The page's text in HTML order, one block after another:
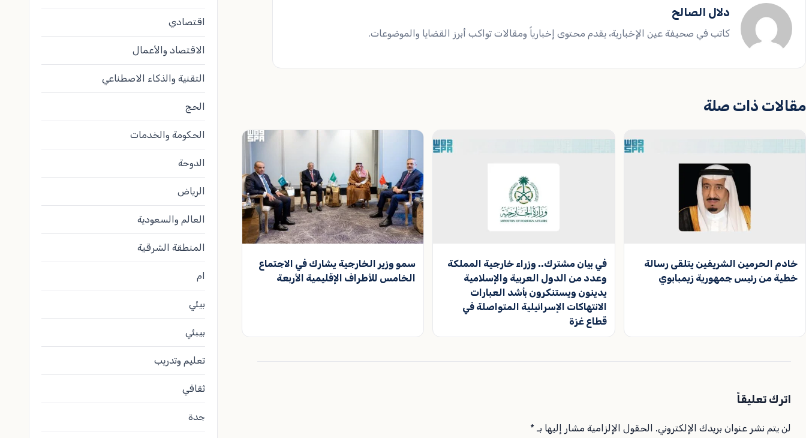
دلال الصالح
كاتب في صحيفة عين الإخبارية، يقدم محتوى إخبارياً ومقالات تواكب أبرز القضايا والموضوعات.
مقالات ذات صلة
خادم الحرمين الشريفين يتلقى رسالة
خطية من رئيس جمهورية زيمبابوي
في بيان مشترك.. وزراء خارجية المملكة
وعدد من الدول العربية والإسلامية
يدينون ويستنكرون بأشد العبارات
الانتهاكات الإسرائيلية المتواصلة في
قطاع غزة
سمو وزير الخارجية يشارك في الاجتماع
الخامس للأطراف الإقليمية الأربعة
اترك تعليقاً
لن يتم نشر عنوان بريدك الإلكتروني. الحقول الإلزامية مشار إليها بـ*
اقتصادي
الاقتصاد والأعمال
التقنية والذكاء الاصطناعي
الحج
الحكومة والخدمات
الدوحة
الرياض
العالم والسعودية
المنطقة الشرقية
ام
بيئي
بيبئي
تعليم وتدريب
ثقافي
جدة